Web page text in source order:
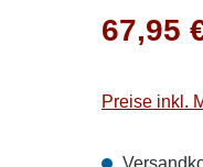
Regulärer
67,95
Preise inkl.